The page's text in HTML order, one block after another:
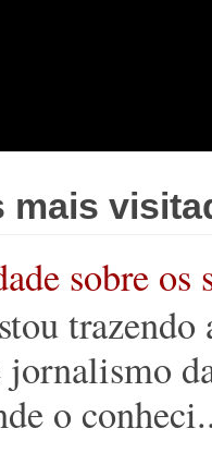
mais
sobre
jornalismo
o